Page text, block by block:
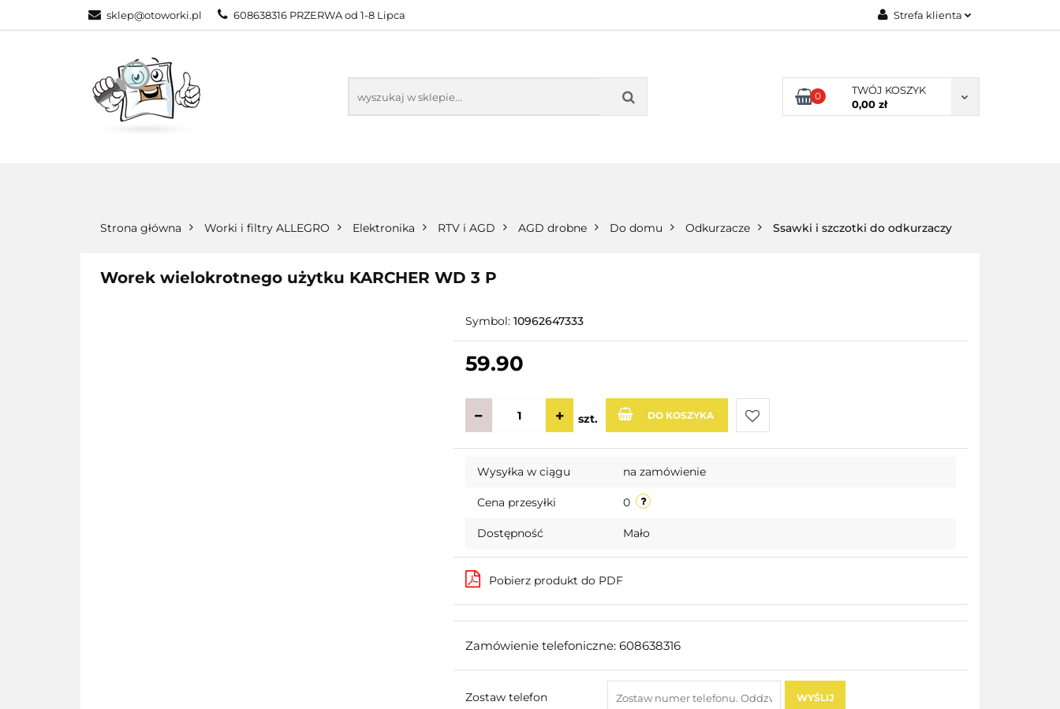
sklep@otoworki.pl 608638316 PRZERWA od 1-8 Lipca Strefa klienta
Zarejestruj się
Dodaj zgłoszenie
0
TWÓJ KOSZYK
0,00 zł
NASZA OFERTA KONTAKT BESTSELLERY BLOG ZADOWOLENI KLIENCI
Strona główna Worki i filtry ALLEGRO Elektronika RTV i AGD AGD drobne Do domu Odkurzacze Ssawki i szczotki do odkurzaczy
Worek wielokrotnego użytku KARCHER WD 3 P
Symbol: 10962647333
59.90
szt. DO KOSZYKA
Do
Wysyłka w ciągu na zamówienie
Cena przesyłki 0
Dostępność Mało
Pobierz produkt do PDF
Zamówienie telefoniczne: 608638316
Zostaw telefon WYŚLIJ